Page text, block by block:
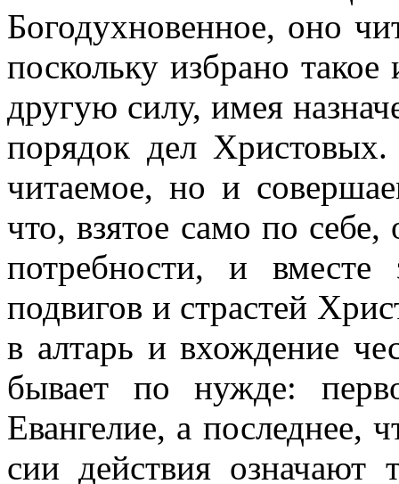
Богодухновенное, оно
поскольку избрано
другую силу, имея
порядок дел
читаемое, но и
что, взятое само по
потребности, и
подвигов и страстей
в алтарь и вхождение
бывает по нужде:
Евангелие, а последнее,
сии действия означают